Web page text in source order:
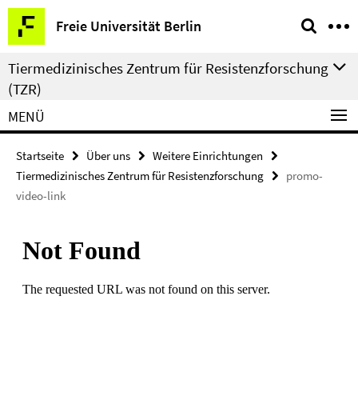
Springe
direkt
zu
Inhalt
Freie Universität Berlin
Service-
Navigation
Tiermedizinisches Zentrum für Resistenzforschung
(TZR)
MENÜ
Startseite Über uns
Weitere Einrichtungen
Tiermedizinisches Zentrum für Resistenzforschung
promo-
video-link